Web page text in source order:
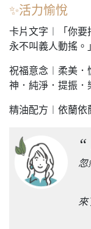
✨活力愉悅
卡片文字︱「你要
永不叫義人動搖。
祝福意念︱柔美．
神．純淨．提振．
精油配方︱依蘭依
“
忽
來